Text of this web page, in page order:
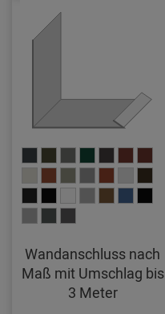
Wandanschluss nach
Maß mit Umschlag bis
3 Meter